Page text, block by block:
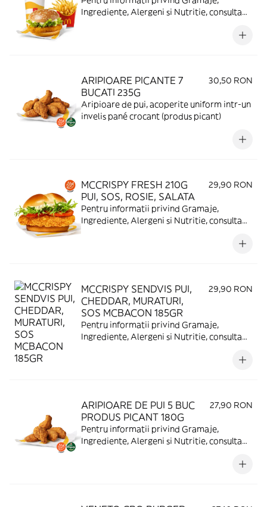
Ingrediente, Alergeni si Nutritie, consulta
ARIPIOARE PICANTE 7
BUCATI 235G
30,50 RON
Aripioare de pui, acoperite uniform intr-un
invelis pané crocant (produs picant)
MCCRISPY FRESH 210G
PUI, SOS, ROSIE, SALATA
29,90 RON
Pentru informatii privind Gramaje,
Ingrediente, Alergeni si Nutritie, consulta
MCCRISPY SENDVIS PUI,
CHEDDAR, MURATURI,
SOS MCBACON 185GR
29,90 RON
Pentru informatii privind Gramaje,
Ingrediente, Alergeni si Nutritie, consulta
ARIPIOARE DE PUI 5 BUC
PRODUS PICANT 180G
27,90 RON
Pentru informatii privind Gramaje,
Ingrediente, Alergeni si Nutritie, consulta